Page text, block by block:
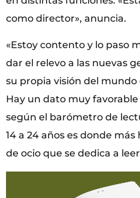
como director», anuncia.
«Estoy contento y lo paso
dar el relevo a las nuevas
su propia visión del mundo
Hay un dato muy
según el barómetro de
14 a 24 años es donde
de ocio que se dedica a